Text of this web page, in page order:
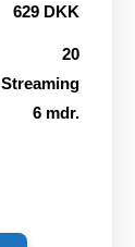
629 DKK
20
Streaming
6 mdr.